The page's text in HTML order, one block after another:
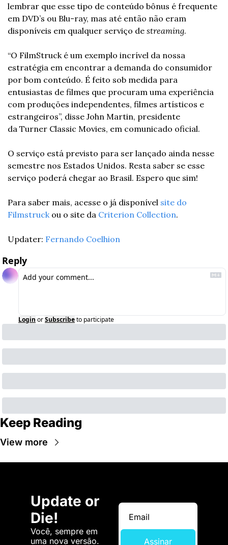
lembrar que esse tipo de conteúdo bônus é frequente
em DVD’s ou Blu-ray, mas até então não eram
disponíveis em qualquer serviço de streaming.
“O FilmStruck é um exemplo incrível da nossa
estratégia em encontrar a demanda do consumidor
por bom conteúdo. É feito sob medida para
entusiastas de filmes que procuram uma experiência
com produções independentes, filmes artísticos e
estrangeiros”, disse John Martin, presidente
da Turner Classic Movies, em comunicado oficial.
O serviço está previsto para ser lançado ainda nesse
semestre nos Estados Unidos. Resta saber se esse
serviço poderá chegar ao Brasil. Espero que sim!
Para saber mais, acesse o já disponível site do
Filmstruck ou o site da Criterion Collection.
Updater: Fernando Coelhion
Reply
Login orSubscribeto participate
Keep Reading
View more
Update or
Die!
Você, sempre em
uma nova versão.
Assinar